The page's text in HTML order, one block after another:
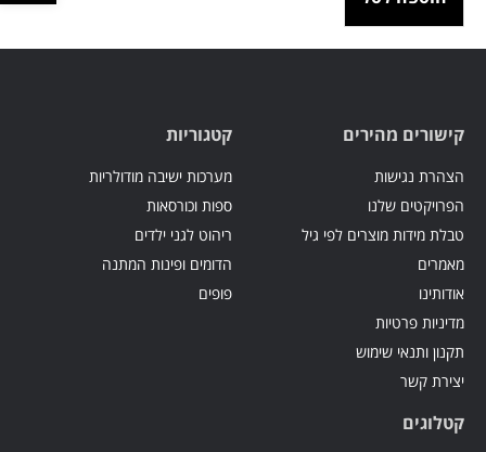
קישורים מהירים
הצהרת נגישות
הפרויקטים שלנו
טבלת מידות מוצרים לפי גיל
מאמרים
אודותינו
מדיניות פרטיות
תקנון ותנאי שימוש
יצירת קשר
קטגוריות
מערכות ישיבה מודולריות
ספות וכורסאות
ריהוט לגני ילדים
הדומים ופינות המתנה
פופים
קטלוגים